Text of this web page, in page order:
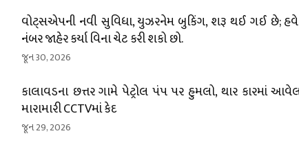
વોટ્સએપની નવી સુવિધા, યુઝરનેમ બુકિંગ, શરૂ થઈ ગઈ છે; હવે
નંબર જાહેર કર્યા વિના ચેટ કરી શકો છો.
જૂન 30, 2026
કાલાવડના છત્તર ગામે પેટ્રોલ પંપ પર હુમલો, થાર કારમાં
મારામારી CCTVમાં કેદ
જૂન 29, 2026